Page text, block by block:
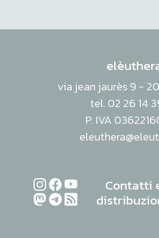
via jean jaurès 9 -
tel. 02 26 14
P. IVA
Contatti